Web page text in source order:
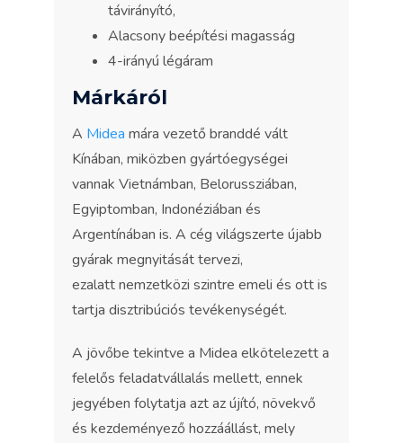
távirányító,
Alacsony beépítési magasság
4-irányú légáram
Márkáról
A Midea mára vezető branddé vált
Kínában, miközben gyártóegységei
vannak Vietnámban, Belorussziában,
Egyiptomban, Indonéziában és
Argentínában is. A cég világszerte újabb
gyárak megnyitását tervezi,
ezalatt nemzetközi szintre emeli és ott is
tartja disztribúciós tevékenységét.
A jövőbe tekintve a Midea elkötelezett a
felelős feladatvállalás mellett, ennek
jegyében folytatja azt az újító, növekvő
és kezdeményező hozzáállást, mely